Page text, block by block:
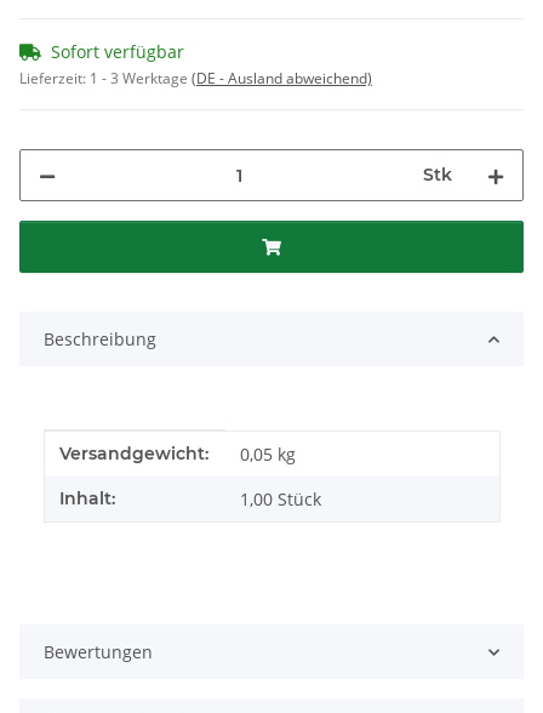
Sofort verfügbar
Lieferzeit: 1 - 3 Werktage (DE - Ausland abweichend)
Stk
Beschreibung
Produkteigenschaft
Wert
Versandgewicht: 0,05 kg
Inhalt: 1,00 Stück
Bewertungen